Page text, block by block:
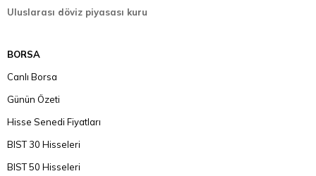
Uluslarası döviz piyasası kuru
BORSA
Canlı Borsa
Günün Özeti
Hisse Senedi Fiyatları
BIST 30 Hisseleri
BIST 50 Hisseleri